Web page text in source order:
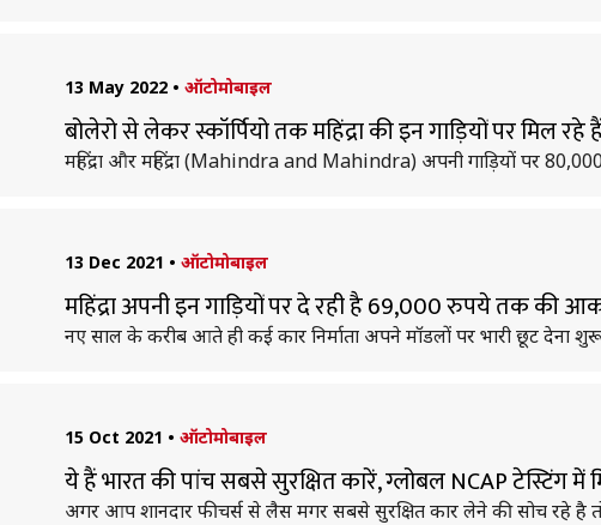
13 May 2022 • ऑटोमोबाइल
बोलेरो से लेकर स्कॉर्पियो तक महिंद्रा की इन गाड़ियों पर मिल
महिंद्रा और महिंद्रा (Mahindra and Mahindra) अपनी गाड़ियों पर
13 Dec 2021 • ऑटोमोबाइल
महिंद्रा अपनी इन गाड़ियों पर दे रही है 69,000 रुपये तक की
नए साल के करीब आते ही कई कार निर्माता अपने मॉडलों पर भारी छूट देना
15 Oct 2021 • ऑटोमोबाइल
ये हैं भारत की पांच सबसे सुरक्षित कारें, ग्लोबल NCAP टेस्टिंग में
अगर आप शानदार फीचर्स से लैस मगर सबसे सुरक्षित कार लेने की सोच रहे है